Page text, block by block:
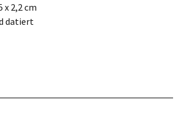
x 2,2 cm
datiert